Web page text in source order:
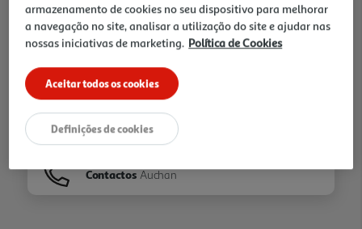
Ir para Homepage
Folhetos
Contactos Auchan
armazenamento de cookies no seu dispositivo para melhorar
a navegação no site, analisar a utilização do site e ajudar nas
nossas iniciativas de marketing. Política de Cookies
Aceitar todos os cookies
Definições de cookies